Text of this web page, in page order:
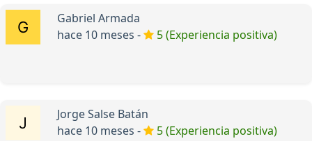
Gabriel Armada
hace 10 meses -
5 (Experiencia positiva)
Jorge Salse Batán
hace 10 meses -
5 (Experiencia positiva)